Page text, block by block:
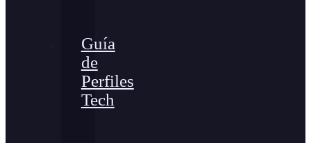
Guía
de
Perfiles
Tech